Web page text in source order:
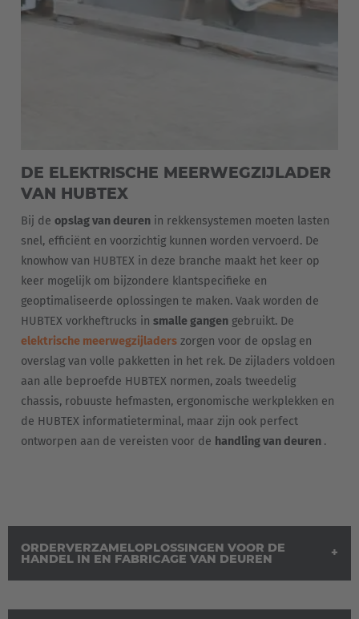
EUROPE
Belgium
Nederlands Français Deutsch
Česká republika
Cesko
España
France
DE ELEKTRISCHE MEERWEGZIJLADER
VAN HUBTEX
Bij de opslag van deuren in rekkensystemen moeten lasten
snel, efficiënt en voorzichtig kunnen worden vervoerd. De
knowhow van HUBTEX in deze branche maakt het keer op
keer mogelijk om bijzondere klantspecifieke en
geoptimaliseerde oplossingen te maken. Vaak worden de
HUBTEX vorkheftrucks in smalle gangen gebruikt. De
elektrische meerwegzijladers zorgen voor de opslag en
overslag van volle pakketten in het rek. De zijladers voldoen
aan alle beproefde HUBTEX normen, zoals tweedelig
chassis, robuuste hefmasten, ergonomische werkplekken en
de HUBTEX informatieterminal, maar zijn ook perfect
ontworpen aan de vereisten voor de handling van deuren .
ORDERVERZAMELOPLOSSINGEN VOOR DE
HANDEL IN EN FABRICAGE VAN DEUREN